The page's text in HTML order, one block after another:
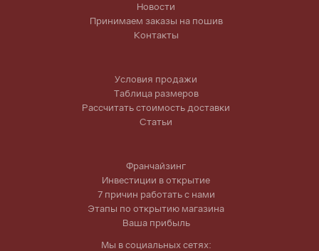
Новости
Принимаем заказы на пошив
Контакты
Условия продажи
Таблица размеров
Рассчитать стоимость доставки
Статьи
Франчайзинг
Инвестиции в открытие
7 причин работать с нами
Этапы по открытию магазина
Ваша прибыль
Мы в социальных сетях: